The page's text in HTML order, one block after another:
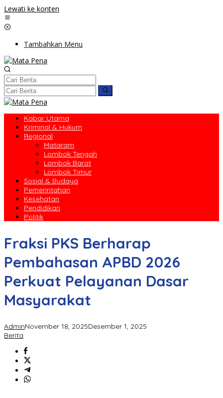
Lewati ke konten
Tambahkan Menu
Kabar Utama
Kriminal & Hukum
Regional
Mataram
Lombok Tengah
Lombok Barat
Lombok Timur
Sosial & Budaya
Pemerintahan
Kesehatan
Pendidikan
Politik
Fraksi PKS Berharap
Pembahasan APBD 2026
Perkuat Pelayanan Dasar
Masyarakat
AdminNovember 18, 2025Desember 1, 2025
Berita